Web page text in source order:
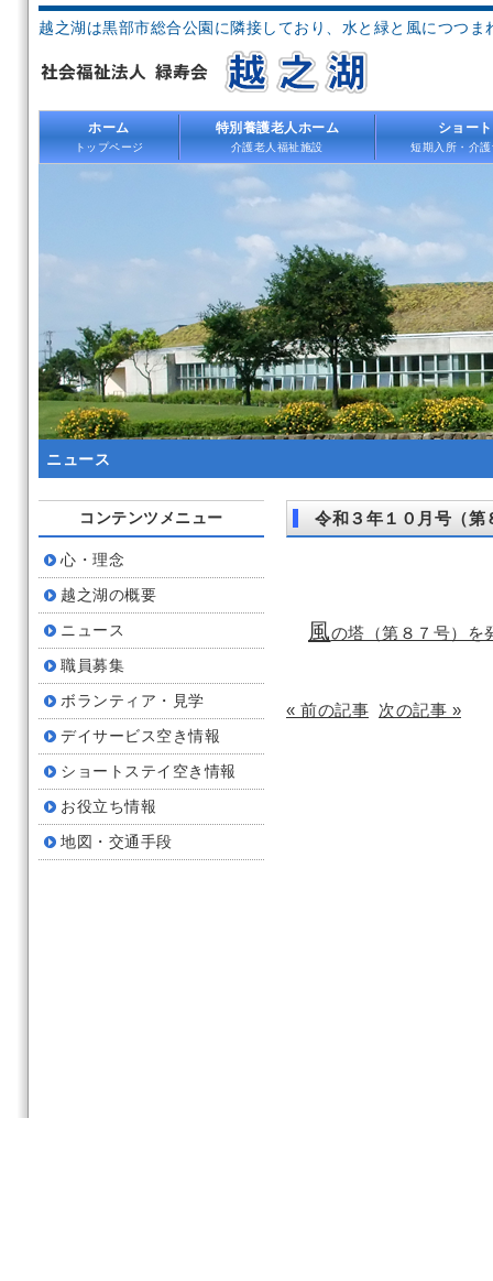
越之湖は黒部市総合公園に隣接しており、水と緑と風につつ
ホーム
トップページ
特別養護老人ホーム
介護老人福祉施設
ショー
短期入所・介
ニュース
令和３年１０月号（第
風の塔（第８７号）を
« 前の記事 次の記事 »
コンテンツメニュー
心・理念
越之湖の概要
ニュース
職員募集
ボランティア・見学
デイサービス空き情報
ショートステイ空き情報
お役立ち情報
地図・交通手段